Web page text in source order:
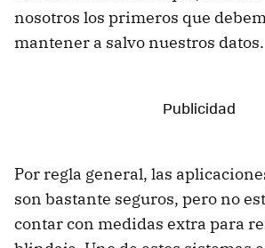
nosotros los primeros que
mantener a salvo nuestros datos.
Por regla general, las
son bastante seguros, pero no
contar con medidas extra para